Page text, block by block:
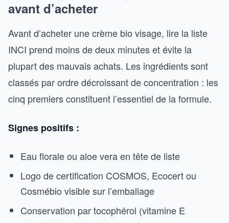
avant d’acheter
Avant d’acheter une crème bio visage, lire la liste
INCI prend moins de deux minutes et évite la
plupart des mauvais achats. Les ingrédients sont
classés par ordre décroissant de concentration : les
cinq premiers constituent l’essentiel de la formule.
Signes positifs :
Eau florale ou aloe vera en tête de liste
Logo de certification COSMOS, Ecocert ou
Cosmébio visible sur l’emballage
Conservation par tocophérol (vitamine E